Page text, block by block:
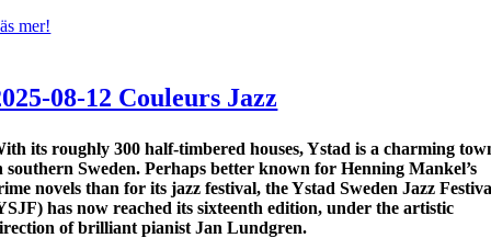
mer!
08-12 Couleurs Jazz
its roughly300 half-timbered houses, Ystad is a charming
southern Sweden. Perhaps better known for Henning Mankel’s
novels than for its jazz festival, the Ystad Sweden Jazz
has now reached its sixteenth edition, under the artistic
of brilliant pianist Jan Lundgren.